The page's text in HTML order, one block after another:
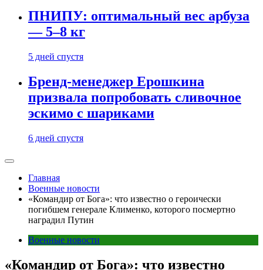
ПНИПУ: оптимальный вес арбуза
— 5–8 кг
5 дней спустя
Бренд-менеджер Ерошкина
призвала попробовать сливочное
эскимо с шариками
6 дней спустя
Главная
Военные новости
«Командир от Бога»: что известно о героически
погибшем генерале Клименко, которого посмертно
наградил Путин
Военные новости
«Командир от Бога»: что известно